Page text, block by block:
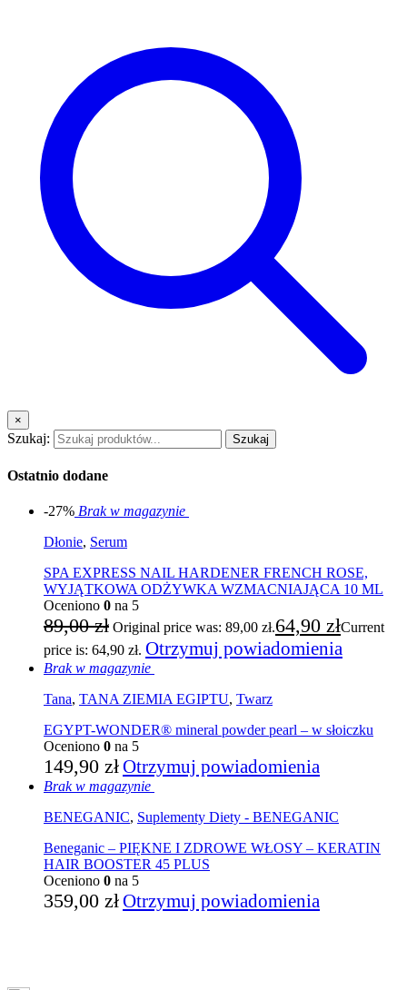
×
Szukaj: Szukaj
Ostatnio dodane
-27% Brak w magazynie
Dłonie, Serum
SPA EXPRESS NAIL HARDENER FRENCH ROSE,
WYJĄTKOWA ODŻYWKA WZMACNIAJĄCA 10 ML
Oceniono 0 na 5
89,00zł Original price was: 89,00 zł.64,90 złCurrent
price is: 64,90 zł. Otrzymuj powiadomienia
Brak w magazynie
Tana, TANA ZIEMIA EGIPTU, Twarz
EGYPT-WONDER® mineral powder pearl – w słoiczku
Oceniono 0 na 5
149,90 złOtrzymuj powiadomienia
Brak w magazynie
BENEGANIC, Suplementy Diety - BENEGANIC
Beneganic – PIĘKNE I ZDROWE WŁOSY – KERATIN
HAIR BOOSTER 45 PLUS
Oceniono 0 na 5
359,00 złOtrzymuj powiadomienia